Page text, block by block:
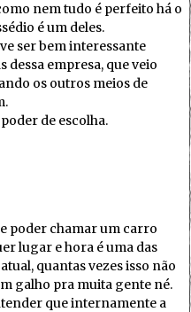
nem tudo é perfeito há o
é um deles.
ser bem interessante
dessa empresa, que veio
os outros meios de
de escolha.
poder chamar um carro
lugar e hora é uma das
quantas vezes isso não
galho pra muita gente né.
que internamente a